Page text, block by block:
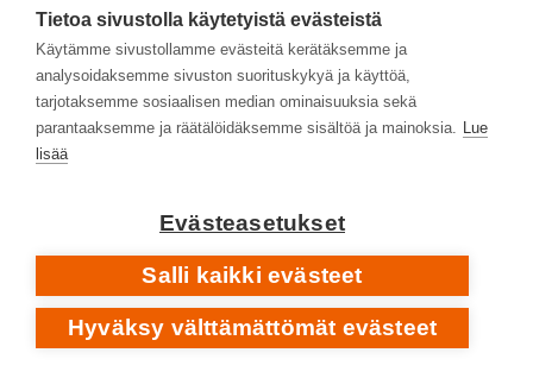
Garbage – kulttibändin kypsät vuodet yksilön kipupisteiden
ja yhteiskunnallisen raivon parissa • 2007–2026
Angine de Poitrine pysäytti doomscrollaajat • Vol. 1 & Vol. 2
Social Distortionin Born to Kill huokuu nostalgiaa ja uhmaa
Boards Of Canada – äänen arkeologiaa
Joni Mitchellin Blue ei jätä mitään kertomatta
Pharoah Sanders – tyyntä, myrskyä ja tuliperäistä voimaa •
Flean paluu jazzjuurille • Honora
KIRJOITTAJAT
Tietoa sivustolla käytetyistä evästeistä
Käytämme sivustollamme evästeitä kerätäksemme ja
analysoidaksemme sivuston suorituskykyä ja käyttöä,
tarjotaksemme sosiaalisen median ominaisuuksia sekä
parantaaksemme ja räätälöidäksemme sisältöä ja mainoksia. Lue
lisää
Evästeasetukset
Salli kaikki evästeet
Hyväksy välttämättömät evästeet